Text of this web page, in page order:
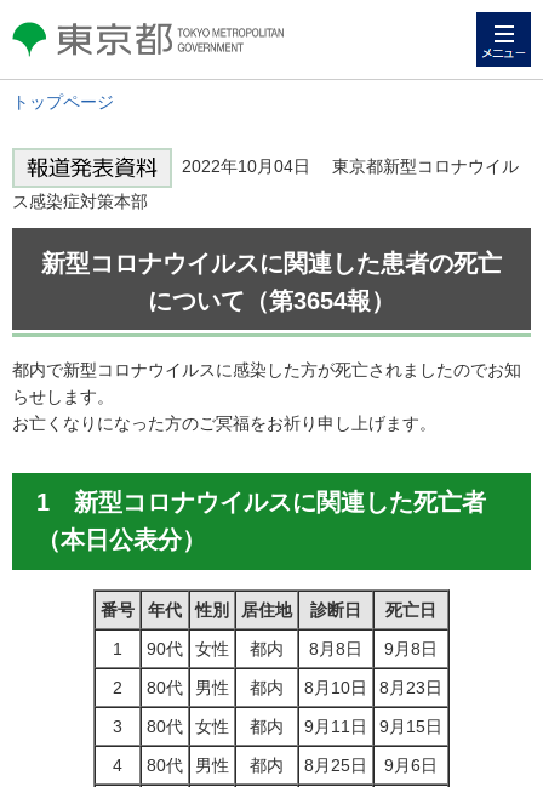
東京都 TOKYO METROPOLITAN
GOVERNMENT
トップページ
2022年10月04日 東京都新型コロナウイル
ス感染症対策本部
新型コロナウイルスに関連した患者の死亡
について（第3654報）
都内で新型コロナウイルスに感染した方が死亡されましたのでお知
らせします。
お亡くなりになった方のご冥福をお祈り申し上げます。
1 新型コロナウイルスに関連した死亡者
（本日公表分）
番号 年代 性別 居住地 診断日
死亡日
1
90代 女性 都内 8月8日
9月8日
2
80代 男性 都内 8月10日
8月23日
3
80代 女性 都内 9月11日
9月15日
4
80代 男性 都内 8月25日
9月6日